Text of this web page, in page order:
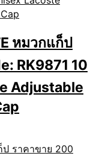
หมวกแก็ป
RK9871 10
Adjustable